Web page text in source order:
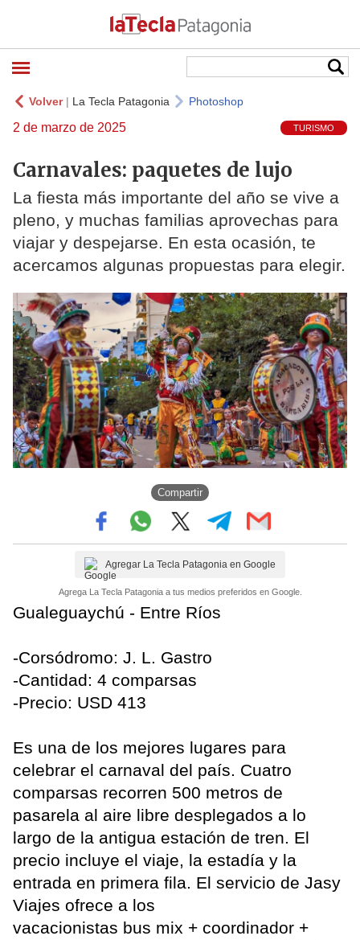
Volver| La Tecla Patagonia Photoshop
2 de marzo de 2025 TURISMO
Carnavales: paquetes de lujo
La fiesta más importante del año se vive a
pleno, y muchas familias aprovechas para
viajar y despejarse. En esta ocasión, te
acercamos algunas propuestas para elegir.
Compartir
Agregar La Tecla Patagonia en Google
Agrega La Tecla Patagonia a tus medios preferidos en Google.
Gualeguaychú - Entre Ríos
-Corsódromo: J. L. Gastro
-Cantidad: 4 comparsas
-Precio: USD 413
Es una de los mejores lugares para
celebrar el carnaval del país. Cuatro
comparsas recorren 500 metros de
pasarela al aire libre desplegados a lo
largo de la antigua estación de tren. El
precio incluye el viaje, la estadía y la
entrada en primera fila. El servicio de Jasy
Viajes ofrece a los
vacacionistas bus mix + coordinador +